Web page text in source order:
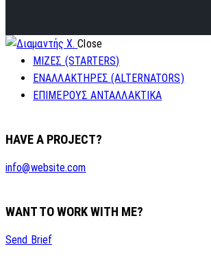
Close
ΜΙΖΕΣ (STARTERS)
ΕΝΑΛΛΑΚΤΗΡΕΣ (ALTERNATORS)
ΕΠΙΜΕΡΟΥΣ ΑΝΤΑΛΛΑΚΤΙΚΑ
HAVE A PROJECT?
info@website.com
WANT TO WORK WITH ME?
Send Brief